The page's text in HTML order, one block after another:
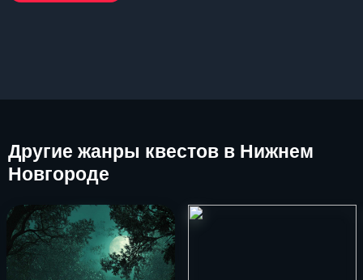
Другие жанры квестов в Нижнем
Новгороде